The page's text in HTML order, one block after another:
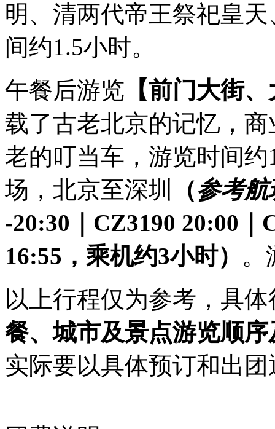
明、清两代帝王祭祀皇
间约1.5小时。
午餐后游览 【前门大街
载了古老北京的记忆，
老的叮当车，游览时间
场，北京至深圳
（参考航
-20:30｜CZ3190 20:00｜
16:55，乘机约3小时） 。
以上行程仅为参考，具体
餐、城市及景点游览顺
实际要以具体预订和出